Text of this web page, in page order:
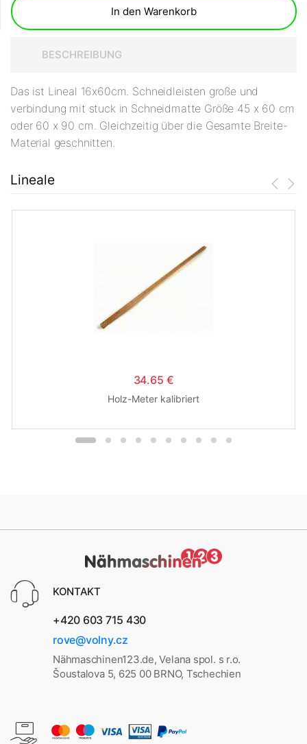
In den Warenkorb
BESCHREIBUNG
Das ist Lineal 16x60cm. Schneidleisten große und
verbindung mit stuck in Schneidmatte Größe 45 x 60 cm
oder 60 x 90 cm. Gleichzeitig über die Gesamte Breite-
Material geschnitten.
Lineale
34.65 €
Holz-Meter kalibriert
KONTAKT
+420 603 715 430
rove@volny.cz
Nähmaschinen123.de, Velana spol. s r.o.
Šoustalova 5, 625 00 BRNO, Tschechien